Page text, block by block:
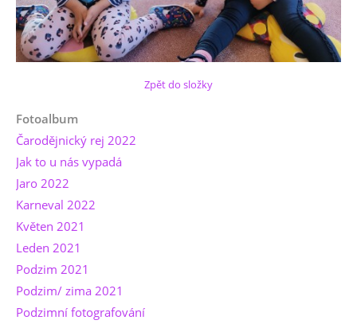
Zpět do složky
Fotoalbum
Čarodějnický rej 2022
Jak to u nás vypadá
Jaro 2022
Karneval 2022
Květen 2021
Leden 2021
Podzim 2021
Podzim/ zima 2021
Podzimní fotografování